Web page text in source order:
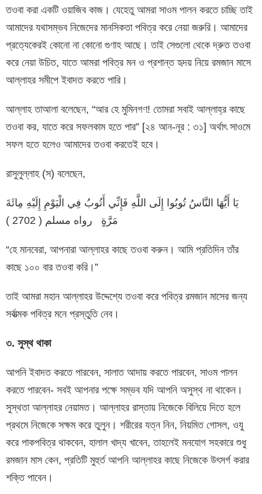
তওবা করা একটি ওয়াজিব কাজ। যেহেতু আমরা সাওম পালন করতে চাচ্ছি তাই
আমাদের যথাসম্ভব নিজেদের মানসিকতা পবিত্র করে নেয়া জরুরি। আমাদের
প্রত্যেকেরই কোনো না কোনো গুণাহ আছে। তাই সেগুলো থেকে দ্রুত তওবা
করে নেয়া উচিত, যাতে আমরা পবিত্র মন ও প্রশান্ত হৃদয় নিয়ে রমজান মাসে
আল্লাহর সমীপে ইবাদত করতে পারি।
আল্লাহ তাআলা বলেছেন, “আর হে মুমিনগণ! তোমরা সবাই আল্লাহ্‌র কাছে
তওবা কর, যাতে করে সফলকাম হতে পার” [২৪ আন-নূর : ৩১] অর্থাৎ সাওমে
সফল হতে হলেও আমাদের তওবা করতেই হবে।
রাসুলুল্লাহ (স) বলেছেন,
يَا أَيُّهَا النَّاسُ تُوبُوا إِلَى اللَّهِ فَإِنِّي أَتُوبُ فِي الْيَوْمِ إِلَيْهِ مِائَةَ
مَرَّةٍ رواه مسلم ( 2702 )
“হে মানবেরা, আপনারা আল্লাহর কাছে তওবা করুন। আমি প্রতিদিন তাঁর
কাছে ১০০ বার তওবা করি।”
তাই আমরা মহান আল্লাহর উদ্দেশ্যে তওবা করে পবিত্র রমজান মাসের জন্য
সর্বাত্মক পবিত্র মনে প্রস্তুতি নেব।
৩. সুস্থ থাকা
আপনি ইবাদত করতে পারবেন, সালাত আদায় করতে পারবেন, সাওম পালন
করতে পারবেন- সবই আপনার পক্ষে সম্ভব যদি আপনি অসুস্থ না থাকেন।
সুস্থতা আল্লাহর নেয়ামত। আল্লাহর রাস্তায় নিজেকে বিলিয়ে দিতে হলে
প্রথমে নিজেকে সক্ষম করে তুলুন। শরীরের যত্ন নিন, নিয়মিত গোসল, ওযু
করে পাকপবিত্র থাকবেন, হালাল খাদ্য খাবেন, তাহলেই মনযোগ সহকারে শুধু
রমজান মাস কেন, প্রতিটি মুহুর্ত আপনি আল্লাহর কাছে নিজেকে উৎসর্গ করার
শক্তি পাবেন।